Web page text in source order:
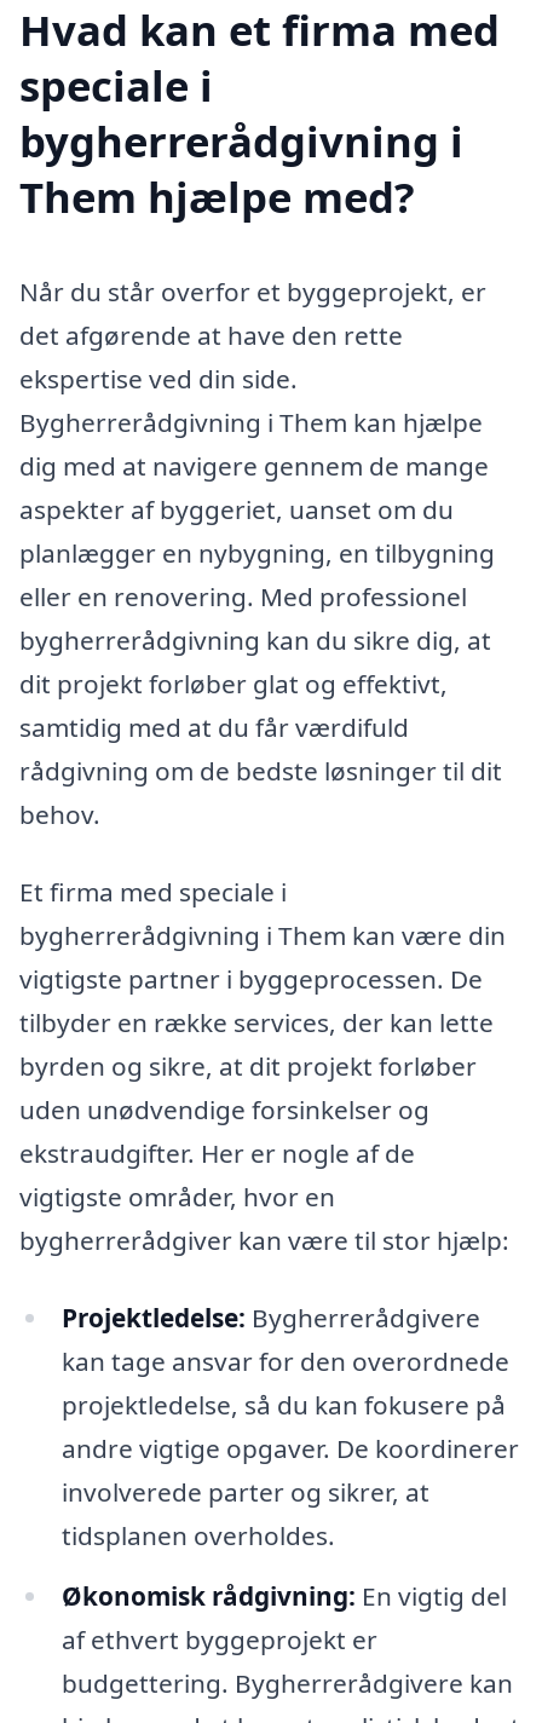
Hvad kan et firma med
speciale i
bygherrerådgivning i
Them hjælpe med?
Når du står overfor et byggeprojekt, er
det afgørende at have den rette
ekspertise ved din side.
Bygherrerådgivning i Them kan hjælpe
dig med at navigere gennem de mange
aspekter af byggeriet, uanset om du
planlægger en nybygning, en tilbygning
eller en renovering. Med professionel
bygherrerådgivning kan du sikre dig, at
dit projekt forløber glat og effektivt,
samtidig med at du får værdifuld
rådgivning om de bedste løsninger til dit
behov.
Et firma med speciale i
bygherrerådgivning i Them kan være din
vigtigste partner i byggeprocessen. De
tilbyder en række services, der kan lette
byrden og sikre, at dit projekt forløber
uden unødvendige forsinkelser og
ekstraudgifter. Her er nogle af de
vigtigste områder, hvor en
bygherrerådgiver kan være til stor hjælp:
Projektledelse: Bygherrerådgivere
kan tage ansvar for den overordnede
projektledelse, så du kan fokusere på
andre vigtige opgaver. De koordinerer
involverede parter og sikrer, at
tidsplanen overholdes.
Økonomisk rådgivning: En vigtig del
af ethvert byggeprojekt er
budgettering. Bygherrerådgivere kan